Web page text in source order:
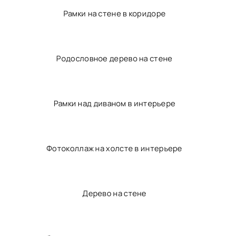
Фоторамка "дерево"
Фамильное дерево в интерьере
Родовое дерево на стену
Рамки на стене в коридоре
Родословное дерево на стене